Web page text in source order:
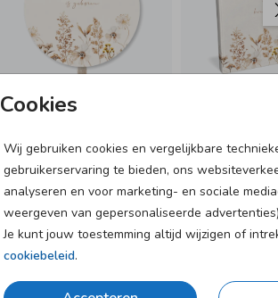
Cookies
Wij gebruiken cookies en vergelijkbare
gebruikerservaring te bieden, ons
analyseren en voor marketing- en sociale
weergeven van gepersonaliseerde
Je kunt jouw toestemming altijd wijzigen of
cookiebeleid.
97 X 45 MM